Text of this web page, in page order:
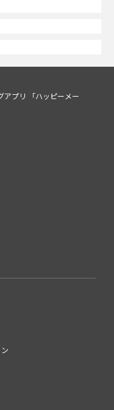
アプリ 「ハッピーメー